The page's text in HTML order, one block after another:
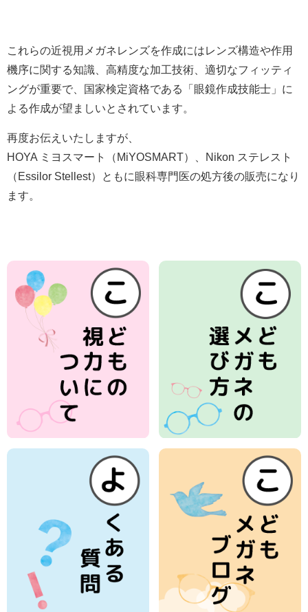
これらの近視用メガネレンズを作成にはレンズ構造や作用
機序に関する知識、高精度な加工技術、適切なフィッティ
ングが重要で、国家検定資格である「眼鏡作成技能士」に
よる作成が望ましいとされています。
再度お伝えいたしますが、
HOYA ミヨスマート（MiYOSMART）、Nikon ステレスト
（Essilor Stellest）ともに眼科専門医の処方後の販売になり
ます。